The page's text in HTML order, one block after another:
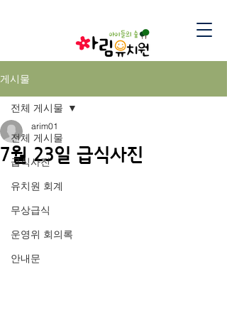
게시물
전체 게시물
급식사진
유치원 회계
무상급식
운영위 회의록
안내문
전체 게시물
7월 23일 급식사진
arim01